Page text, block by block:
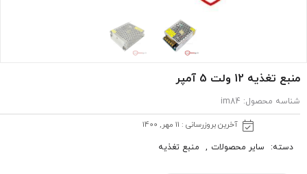
منبع تغذیه 12 ولت 5 آمپر
شناسه محصول: im84
آخرین بروزرسانی : 11 مهر, 1400
دسته: سایر محصولات , منبع تغذیه